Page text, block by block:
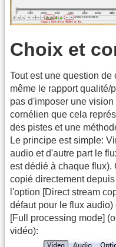
Choix et
Tout est une question
même le rapport qualité/
pas d'imposer une
cornélien que cela
des pistes et une
Le principe est simple:
audio et d'autre part le
est dédié à chaque flux).
copié directement
l'option [Direct stream
défaut pour le flux
[Full processing mode]
vidéo):